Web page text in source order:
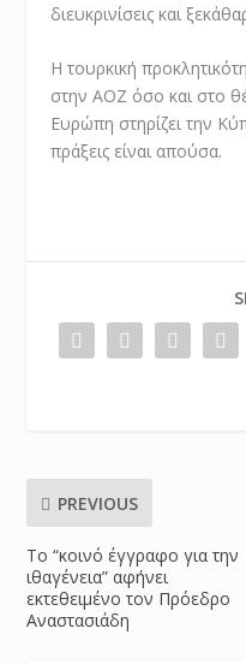
διευκρινίσεις και
Η τουρκική
στην ΑΟΖ όσο και στο
Ευρώπη στηρίζει την
πράξεις είναι απούσα.
PREVIOUS
Το “κοινό έγγραφο για την
ιθαγένεια” αφήνει
εκτεθειμένο τον Πρόεδρο
Αναστασιάδη